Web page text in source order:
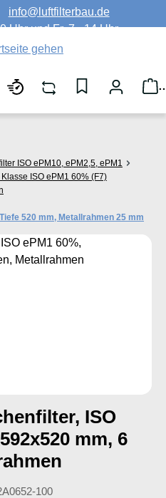
info@luftfilterbau.de
Uhr und Fr. 7 - 14 Uhr
ISO ePM10, ePM2,5, ePM1
ISO ePM1 60% (F7)
520 mm, Metallrahmen 25 mm
ISO
mm, 6
100